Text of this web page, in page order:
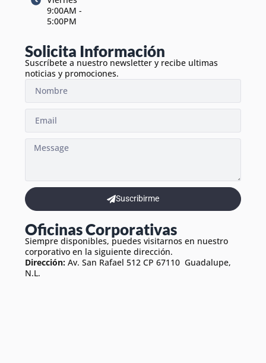
9:00AM -
5:00PM
Solicita Información
Suscríbete a nuestro newsletter y recibe ultimas
noticias y promociones.
Suscribirme
Oficinas Corporativas
Siempre disponibles, puedes visitarnos en nuestro
corporativo en la siguiente dirección.
Dirección: Av. San Rafael 512 CP 67110 Guadalupe,
N.L.